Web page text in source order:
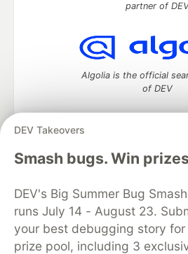
DEV Takeovers
Smash bugs. Win
DEV's Big Summer Bug
runs July 14 - August 23.
your best debugging story
prize pool, including 3
partner of
Algolia is the official
of DEV
DEV Community— A space to
development and manage
DEV Education Tracks
DEV Help
Organization Accounts
DEV
Free Postgres Database
Code of Conduct
Privacy